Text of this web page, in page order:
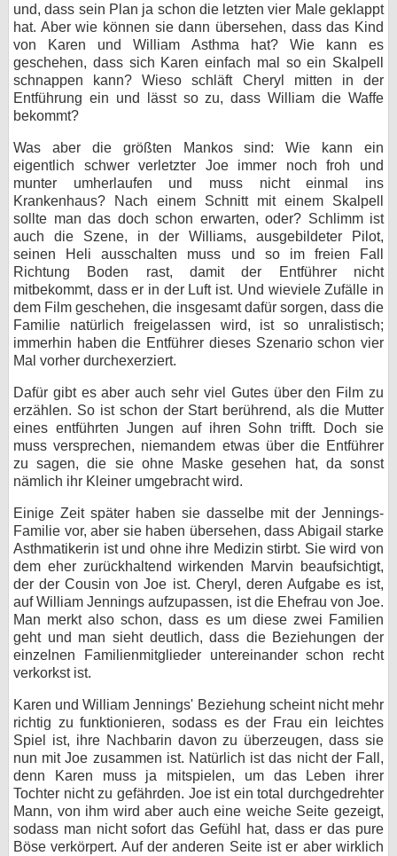
und, dass sein Plan ja schon die letzten vier Male geklappt
hat. Aber wie können sie dann übersehen, dass das Kind
von Karen und William Asthma hat? Wie kann es
geschehen, dass sich Karen einfach mal so ein Skalpell
schnappen kann? Wieso schläft Cheryl mitten in der
Entführung ein und lässt so zu, dass William die Waffe
bekommt?
Was aber die größten Mankos sind: Wie kann ein
eigentlich schwer verletzter Joe immer noch froh und
munter umherlaufen und muss nicht einmal ins
Krankenhaus? Nach einem Schnitt mit einem Skalpell
sollte man das doch schon erwarten, oder? Schlimm ist
auch die Szene, in der Williams, ausgebildeter Pilot,
seinen Heli ausschalten muss und so im freien Fall
Richtung Boden rast, damit der Entführer nicht
mitbekommt, dass er in der Luft ist. Und wieviele Zufälle in
dem Film geschehen, die insgesamt dafür sorgen, dass die
Familie natürlich freigelassen wird, ist so unralistisch;
immerhin haben die Entführer dieses Szenario schon vier
Mal vorher durchexerziert.
Dafür gibt es aber auch sehr viel Gutes über den Film zu
erzählen. So ist schon der Start berührend, als die Mutter
eines entführten Jungen auf ihren Sohn trifft. Doch sie
muss versprechen, niemandem etwas über die Entführer
zu sagen, die sie ohne Maske gesehen hat, da sonst
nämlich ihr Kleiner umgebracht wird.
Einige Zeit später haben sie dasselbe mit der Jennings-
Familie vor, aber sie haben übersehen, dass Abigail starke
Asthmatikerin ist und ohne ihre Medizin stirbt. Sie wird von
dem eher zurückhaltend wirkenden Marvin beaufsichtigt,
der der Cousin von Joe ist. Cheryl, deren Aufgabe es ist,
auf William Jennings aufzupassen, ist die Ehefrau von Joe.
Man merkt also schon, dass es um diese zwei Familien
geht und man sieht deutlich, dass die Beziehungen der
einzelnen Familienmitglieder untereinander schon recht
verkorkst ist.
Karen und William Jennings' Beziehung scheint nicht mehr
richtig zu funktionieren, sodass es der Frau ein leichtes
Spiel ist, ihre Nachbarin davon zu überzeugen, dass sie
nun mit Joe zusammen ist. Natürlich ist das nicht der Fall,
denn Karen muss ja mitspielen, um das Leben ihrer
Tochter nicht zu gefährden. Joe ist ein total durchgedrehter
Mann, von ihm wird aber auch eine weiche Seite gezeigt,
sodass man nicht sofort das Gefühl hat, dass er das pure
Böse verkörpert. Auf der anderen Seite ist er aber wirklich